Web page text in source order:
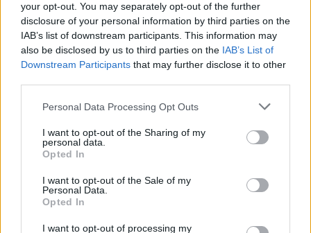
your opt-out. You may separately opt-out of the further
disclosure of your personal information by third parties on the
IAB’s list of downstream participants. This information may
also be disclosed by us to third parties on the IAB’s List of
Downstream Participants that may further disclose it to other
Personal Data Processing Opt Outs
I want to opt-out of the Sharing of my
personal data.
Opted In
I want to opt-out of the Sale of my
Personal Data.
Opted In
I want to opt-out of processing my